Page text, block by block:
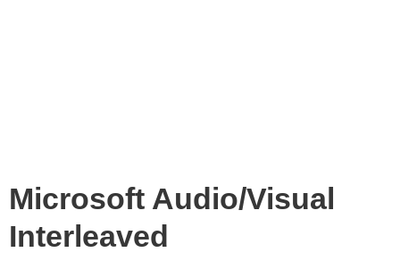
Microsoft Audio/Visual
Interleaved